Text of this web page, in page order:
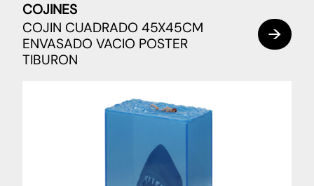
COJINES
COJIN CUADRADO 45X45CM
ENVASADO VACIO POSTER
TIBURON